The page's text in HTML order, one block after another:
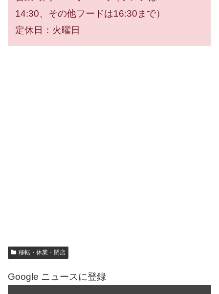
14:30、その他フードは16:30まで）
定休日：火曜日
移転・休業・閉店
Google ニュースに登録